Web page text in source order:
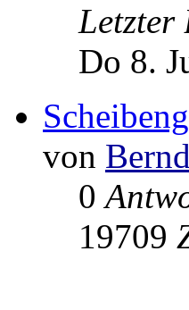
Letzter
Do 8.
von Bernd
0
19709